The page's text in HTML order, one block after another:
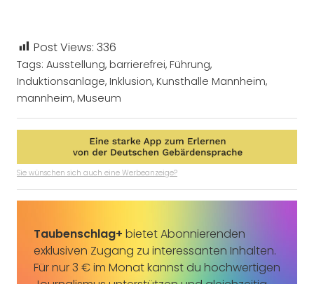
Post Views: 336
Tags: Ausstellung, barrierefrei, Führung,
Induktionsanlage, Inklusion, Kunsthalle Mannheim,
mannheim, Museum
Sie wünschen sich auch eine Werbeanzeige?
Taubenschlag+ bietet Abonnierenden
exklusiven Zugang zu interessanten Inhalten.
Für nur 3 € im Monat kannst du hochwertigen